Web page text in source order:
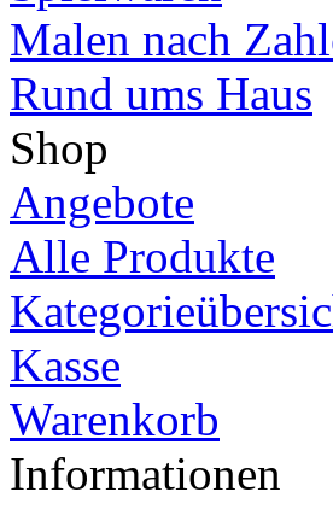
Malen nach
Rund ums Haus
Shop
Angebote
Alle Produkte
Kasse
Warenkorb
Informationen